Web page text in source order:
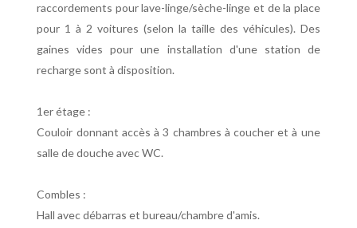
raccordements pour lave-linge/sèche-linge et de la place
pour 1 à 2 voitures (selon la taille des véhicules). Des
gaines vides pour une installation d'une station de
recharge sont à disposition.
1er étage :
Couloir donnant accès à 3 chambres à coucher et à une
salle de douche avec WC.
Combles :
Hall avec débarras et bureau/chambre d'amis.